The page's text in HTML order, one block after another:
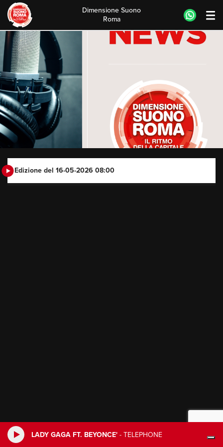
LADY GAGA FT. BEYONCE' - TELEPHONE
Skip
to
content
Dimensione Suono
Roma
Edizione del 16-05-2026 08:00